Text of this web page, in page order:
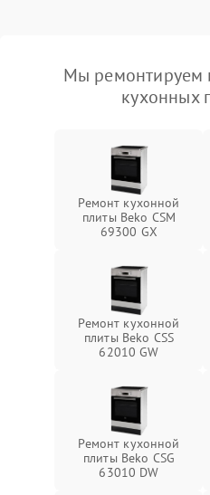
Мы ремонтируем
кухонных
Ремонт кухонной
плиты Beko CSM
69300 GX
Ремонт кухонной
плиты Beko CSS
62010 GW
Ремонт кухонной
плиты Beko CSG
63010 DW